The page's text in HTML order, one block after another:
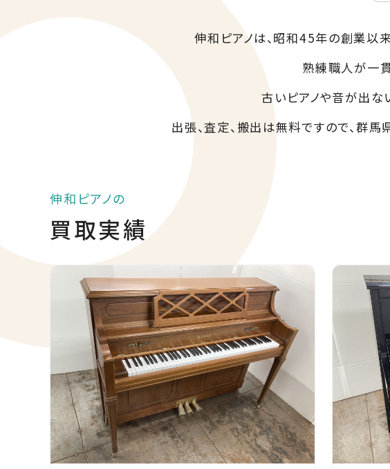
伸和ピアノは、昭和45年の創業以
熟練職人が一
古いピアノや音が出な
出張、査定、搬出は無料ですので、群
伸和ピアノの
買取実績